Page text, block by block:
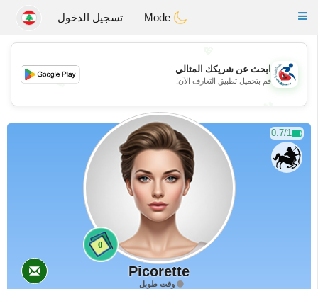
Handi Space
Toggle
تسجيل الدخول
💖
💕
💕
ابحث عن شريكك المثالي
قم بتحميل تطبيق التعارف الآن!
0.7/1
0
Picorette
وقت طويل